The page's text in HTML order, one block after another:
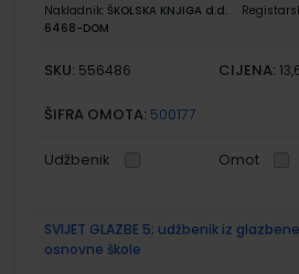
Nakladnik: ŠKOLSKA KNJIGA d.d.
6468-DOM
SKU: 556486 CIJENA:
ŠIFRA OMOTA: 500177
Udžbenik Omot
SVIJET GLAZBE 5; udžbenik iz
osnovne škole